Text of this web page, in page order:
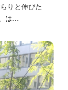
りと伸びた
は…